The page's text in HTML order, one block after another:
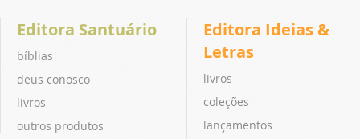
Editora Santuário
bíblias
deus conosco
livros
outros produtos
Editora Ideias &
Letras
livros
coleções
lançamentos